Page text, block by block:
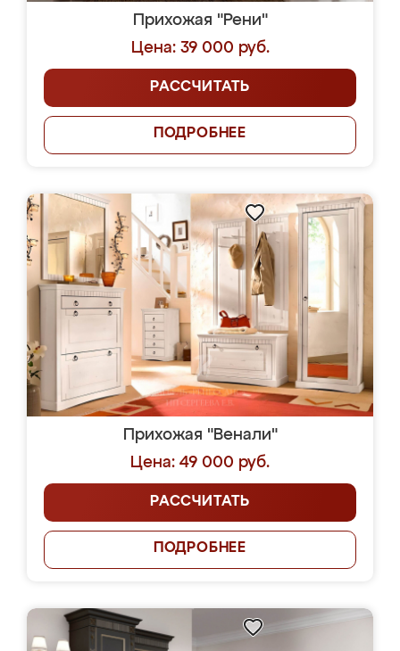
Прихожая "Рени"
Цена: 39 000 руб.
РАССЧИТАТЬ
ПОДРОБНЕЕ
Прихожая "Венали"
Цена: 49 000 руб.
РАССЧИТАТЬ
ПОДРОБНЕЕ